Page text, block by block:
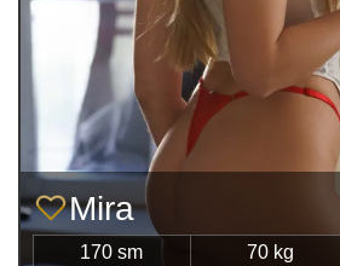
Mira
170 sm 70 kg